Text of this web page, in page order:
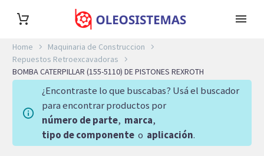
Home
Maquinaria de Construccion
Repuestos Retroexcavadoras
BOMBA CATERPILLAR (155-5110) DE PISTONES REXROTH
¿Encontraste lo que buscabas? Usá el buscador
para encontrar productos por
número de parte, marca,
tipo de componente o aplicación.